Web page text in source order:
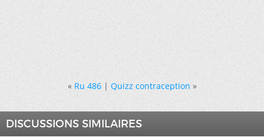
« Ru 486|Quizz contraception »
DISCUSSIONS SIMILAIRES